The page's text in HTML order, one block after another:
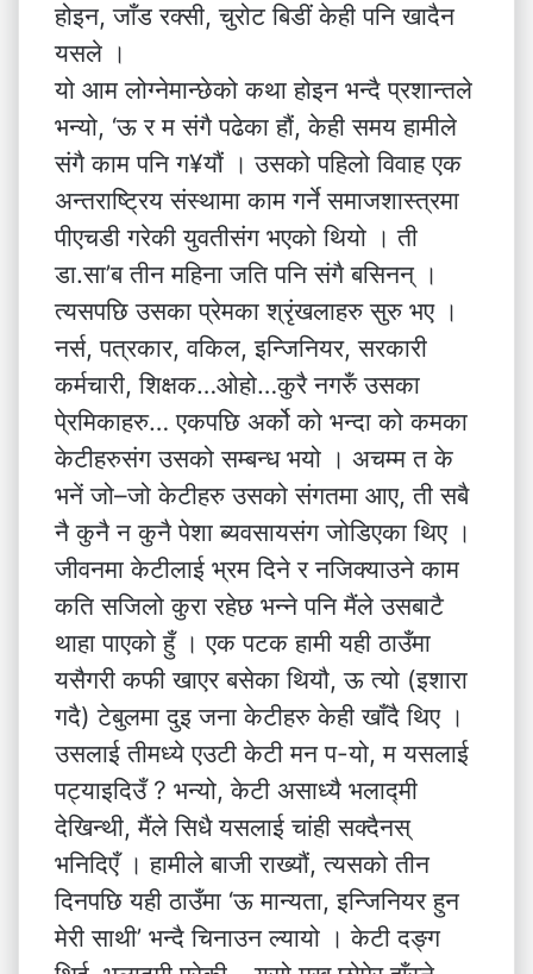
होइन, जाँड रक्सी, चुरोट बिडीं केही पनि खादैन
यसले ।
यो आम लोग्नेमान्छेको कथा होइन भन्दै प्रशान्तले
भन्यो, ‘ऊ र म संगै पढेका हौं, केही समय हामीले
संगै काम पनि ग¥यौं । उसको पहिलो विवाह एक
अन्तराष्ट्रिय संस्थामा काम गर्ने समाजशास्त्रमा
पीएचडी गरेकी युवतीसंग भएको थियो । ती
डा.सा’ब तीन महिना जति पनि संगै बसिनन् ।
त्यसपछि उसका प्रेमका श्रृंखलाहरु सुरु भए ।
नर्स, पत्रकार, वकिल, इन्जिनियर, सरकारी
कर्मचारी, शिक्षक…ओहो…कुरै नगरुँ उसका
पे्रमिकाहरु… एकपछि अर्को को भन्दा को कमका
केटीहरुसंग उसको सम्बन्ध भयो । अचम्म त के
भनें जो–जो केटीहरु उसको संगतमा आए, ती सबै
नै कुनै न कुनै पेशा ब्यवसायसंग जोडिएका थिए ।
जीवनमा केटीलाई भ्रम दिने र नजिक्याउने काम
कति सजिलो कुरा रहेछ भन्ने पनि मैंले उसबाटै
थाहा पाएको हुँ । एक पटक हामी यही ठाउँमा
यसैगरी कफी खाएर बसेका थियौ, ऊ त्यो (इशारा
गदै) टेबुलमा दुइ जना केटीहरु केही खाँदै थिए ।
उसलाई तीमध्ये एउटी केटी मन प-यो, म यसलाई
पट्याइदिउँ ? भन्यो, केटी असाध्यै भलाद्मी
देखिन्थी, मैंले सिधै यसलाई चांही सक्दैनस्
भनिदिएँ । हामीले बाजी राख्यौं, त्यसको तीन
दिनपछि यही ठाउँमा ‘ऊ मान्यता, इन्जिनियर हुन
मेरी साथी’ भन्दै चिनाउन ल्यायो । केटी दङ्ग